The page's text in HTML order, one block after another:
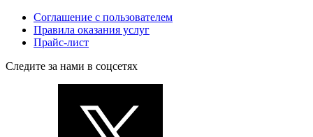
Соглашение с пользователем
Правила оказания услуг
Прайс-лист
Следите за нами в соцсетях